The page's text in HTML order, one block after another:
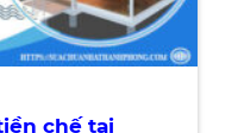
chế tại